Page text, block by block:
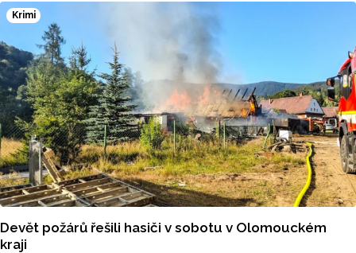
Krimi
Devět požárů řešili hasiči v sobotu v Olomouckém
kraji